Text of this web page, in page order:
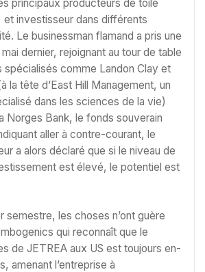
principaux producteurs de toile
et investisseur dans différents
Le businessman flamand a pris une
dernier, rejoignant au tour de table
spécialisés comme Landon Clay et
la tête d’East Hill Management, un
dans les sciences de la vie)
Norges Bank, le fonds souverain
aller à contre-courant, le
a alors déclaré que si le niveau de
est élevé, le potentiel est
semestre, les choses n’ont guère
qui reconnaît que le
de JETREA aux US est toujours en-
amenant l’entreprise à